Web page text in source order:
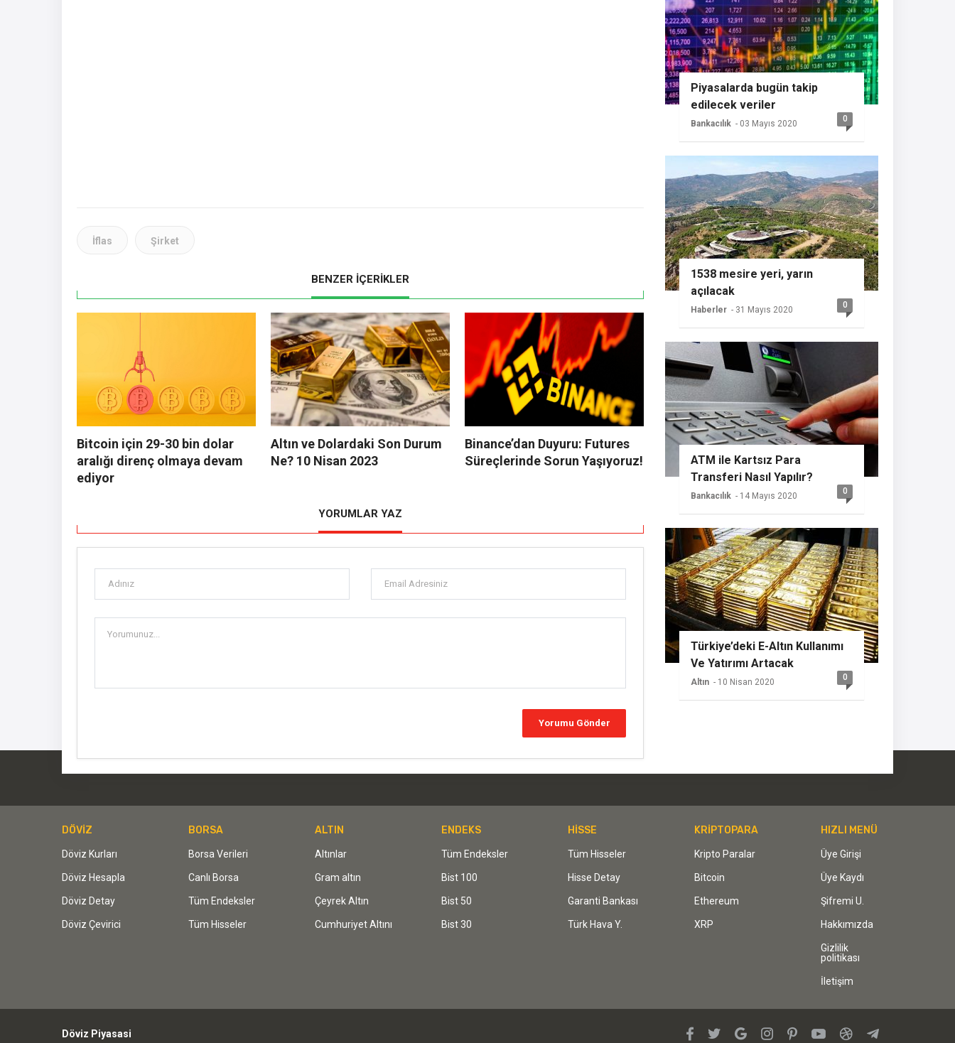
İflas Şirket
BENZER İÇERİKLER
Bitcoin için 29-30 bin dolar
aralığı direnç olmaya devam
ediyor
Altın ve Dolardaki Son Durum
Ne? 10 Nisan 2023
Binance’dan Duyuru: Futures
Süreçlerinde Sorun Yaşıyoruz!
YORUMLAR YAZ
Piyasalarda bugün takip
edilecek veriler
Bankacılık - 03 Mayıs 2020 0
1538 mesire yeri, yarın
açılacak
Haberler - 31 Mayıs 2020 0
ATM ile Kartsız Para
Transferi Nasıl Yapılır?
Bankacılık - 14 Mayıs 2020 0
Türkiye’deki E-Altın Kullanımı
Ve Yatırımı Artacak
Altın - 10 Nisan 2020 0
DÖVİZ
Döviz Kurları
Döviz Hesapla
Döviz Detay
Döviz Çevirici
BORSA
Borsa Verileri
Canlı Borsa
Tüm Endeksler
Tüm Hisseler
ALTIN
Altınlar
Gram altın
Çeyrek Altın
Cumhuriyet Altını
ENDEKS
Tüm Endeksler
Bist 100
Bist 50
Bist 30
HİSSE
Tüm Hisseler
Hisse Detay
Garanti Bankası
Türk Hava Y.
KRİPTOPARA
Kripto Paralar
Bitcoin
Ethereum
XRP
HIZLI MENÜ
Üye Girişi
Üye Kaydı
Şifremi U.
Hakkımızda
Gizlilik
politikası
İletişim
Döviz Piyasasi